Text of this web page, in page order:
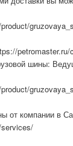
petromaster.ru/
шины:
от компании в